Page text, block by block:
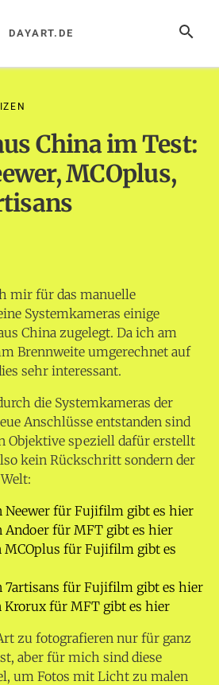
SUCHE
DAYART.DE
China im Test:
MCOplus,
mir für das manuelle
Systemkameras einige
China zugelegt. Da ich am
Brennweite umgerechnet auf
sehr interessant.
die Systemkameras der
Anschlüsse entstanden sind
Objektive speziell dafür erstellt
kein Rückschritt sondern der
Neewer für Fujifilm gibt es hier
Andoer für MFT gibt es hier
MCOplus für Fujifilm gibt es
7artisans für Fujifilm gibt es hier
Krorux für MFT gibt es hier
zu fotografieren nur für ganz
aber für mich sind diese
um Fotos mit Licht zu malen